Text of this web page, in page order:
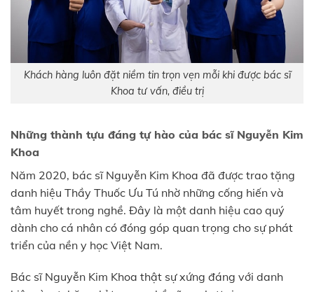
Khách hàng luôn đặt niềm tin trọn vẹn mỗi khi được bác sĩ
Khoa tư vấn, điều trị
Những thành tựu đáng tự hào của bác sĩ Nguyễn Kim
Khoa
Năm 2020, bác sĩ Nguyễn Kim Khoa đã được trao tặng
danh hiệu Thầy Thuốc Ưu Tú nhờ những cống hiến và
tâm huyết trong nghề. Đây là một danh hiệu cao quý
dành cho cá nhân có đóng góp quan trọng cho sự phát
triển của nền y học Việt Nam.
Bác sĩ Nguyễn Kim Khoa thật sự xứng đáng với danh